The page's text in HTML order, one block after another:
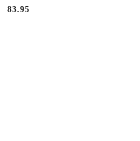
Cena:
83.95